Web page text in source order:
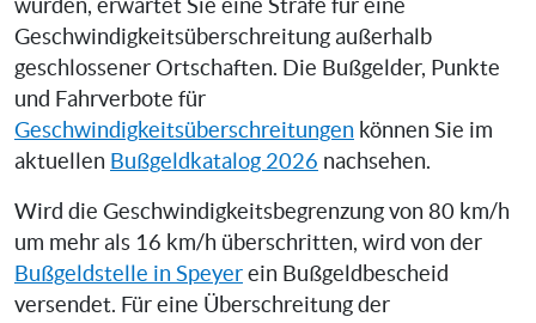
wurden, erwartet Sie eine Strafe für eine
Geschwindigkeitsüberschreitung außerhalb
geschlossener Ortschaften. Die Bußgelder, Punkte
und Fahrverbote für
Geschwindigkeitsüberschreitungen können Sie im
aktuellen Bußgeldkatalog 2026 nachsehen.
Wird die Geschwindigkeitsbegrenzung von 80 km/h
um mehr als 16 km/h überschritten, wird von der
Bußgeldstelle in Speyer ein Bußgeldbescheid
versendet. Für eine Überschreitung der